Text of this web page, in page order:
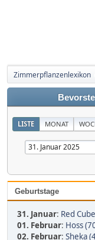
Zimmerpflanzenlexikon
LISTE MONAT
Geburtstage
31. Januar: Red
01. Februar: Hoss
02. Februar: Sheka